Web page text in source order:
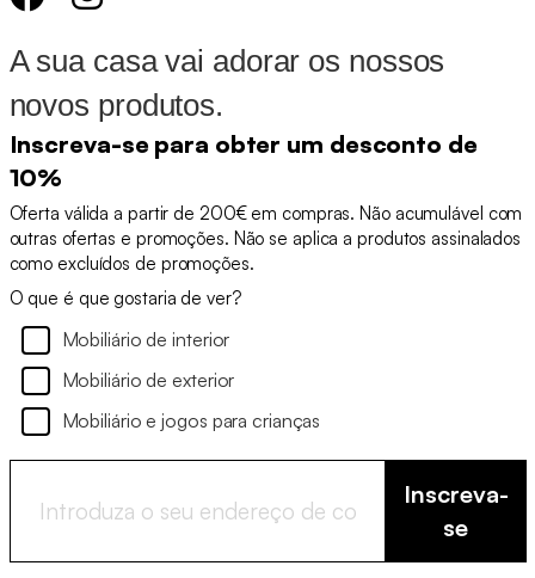
A sua casa vai adorar os nossos
novos produtos.
Inscreva-se para obter um desconto de
10%
Oferta válida a partir de 200€ em compras. Não acumulável com
outras ofertas e promoções. Não se aplica a produtos assinalados
como excluídos de promoções.
O que é que gostaria de ver?
Mobiliário de interior
Mobiliário de exterior
Mobiliário e jogos para crianças
Inscreva-
se